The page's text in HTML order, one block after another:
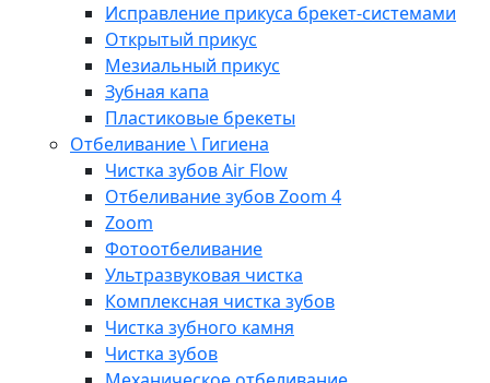
Исправление прикуса брекет-системами
Открытый прикус
Мезиальный прикус
Зубная капа
Пластиковые брекеты
Отбеливание \ Гигиена
Чистка зубов Air Flow
Отбеливание зубов Zoom 4
Zoom
Фотоотбеливание
Ультразвуковая чистка
Комплексная чистка зубов
Чистка зубного камня
Чистка зубов